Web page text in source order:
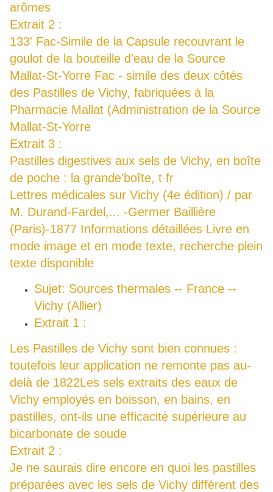
arômes
Extrait 2 :
133' Fac-Simile de la Capsule recouvrant le
goulot de la bouteille d'eau de la Source
Mallat-St-Yorre Fac - simile des deux côtés
des Pastilles de Vichy, fabriquées à la
Pharmacie Mallat (Administration de la Source
Mallat-St-Yorre
Extrait 3 :
Pastilles digestives aux sels de Vichy, en boîte
de poche : la grande'boîte, t fr
Lettres médicales sur Vichy (4e édition) / par
M. Durand-Fardel,... -Germer Baillière
(Paris)-1877 Informations détaillées Livre en
mode image et en mode texte, recherche plein
texte disponible
Sujet: Sources thermales -- France --
Vichy (Allier)
Extrait 1 :
Les Pastilles de Vichy sont bien connues :
toutefois leur application ne remonte pas au-
delà de 1822Les sels extraits des eaux de
Vichy employés en boisson, en bains, en
pastilles, ont-ils une efficacité supérieure au
bicarbonate de soude
Extrait 2 :
Je ne saurais dire encore en quoi les pastilles
préparées avec les sels de Vichy diffèrent des